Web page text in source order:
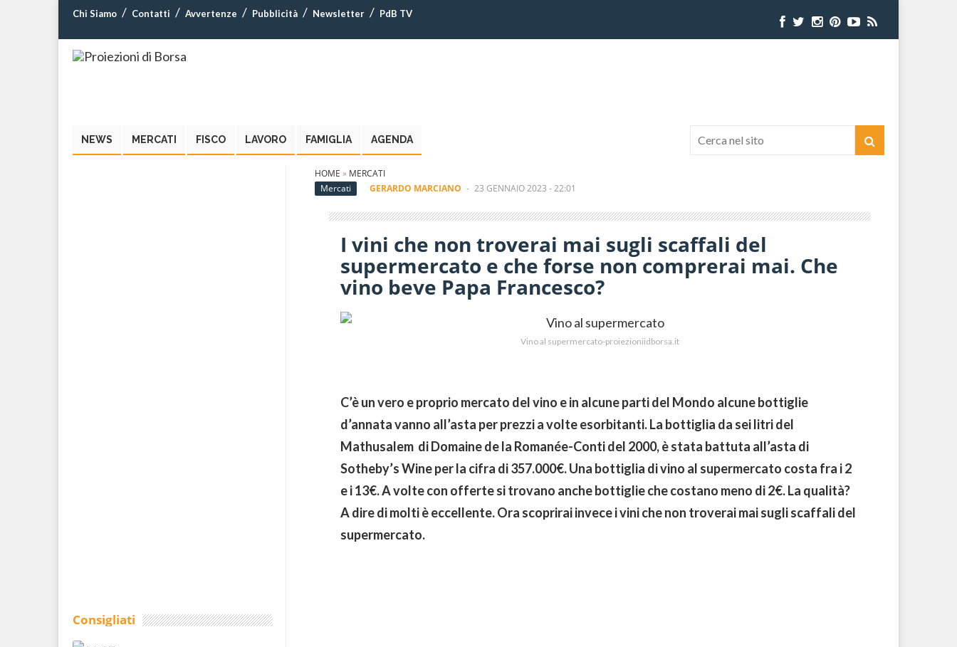
Chi Siamo Contatti Avvertenze Pubblicità Newsletter PdB TV
NEWS MERCATI FISCO LAVORO FAMIGLIA AGENDA
HOME » MERCATI
Mercati
GERARDO MARCIANO - 23 GENNAIO 2023 - 22:01
I vini che non troverai mai sugli scaffali del
supermercato e che forse non comprerai mai. Che
vino beve Papa Francesco?
Vino al supermercato-proiezioniidborsa.it
C’è un vero e proprio mercato del vino e in alcune parti del Mondo alcune bottiglie
d’annata vanno all’asta per prezzi a volte esorbitanti. La bottiglia da sei litri del
Mathusalem di Domaine de la Romanée-Conti del 2000, è stata battuta all’asta di
Sotheby’s Wine per la cifra di 357.000€. Una bottiglia di vino al supermercato costa fra i 2
e i 13€. A volte con offerte si trovano anche bottiglie che costano meno di 2€. La qualità?
A dire di molti è eccellente. Ora scoprirai invece i vini che non troverai mai sugli scaffali del
supermercato.
Consigliati